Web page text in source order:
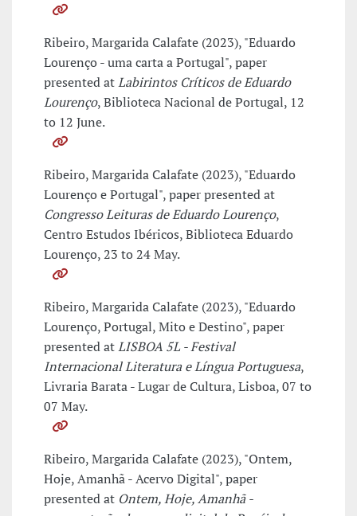
Ribeiro, Margarida Calafate (2023), "Eduardo
Lourenço - uma carta a Portugal", paper
presented atLabirintos Críticos de Eduardo
Lourenço, Biblioteca Nacional de Portugal, 12
to 12 June.
Ribeiro, Margarida Calafate (2023), "Eduardo
Lourenço e Portugal", paper presented at
Congresso Leituras de Eduardo Lourenço,
Centro Estudos Ibéricos, Biblioteca Eduardo
Lourenço, 23 to 24 May.
Ribeiro, Margarida Calafate (2023), "Eduardo
Lourenço, Portugal, Mito e Destino", paper
presented atLISBOA 5L - Festival
Internacional Literatura e Língua Portuguesa,
Livraria Barata - Lugar de Cultura, Lisboa, 07 to
07 May.
Ribeiro, Margarida Calafate (2023), "Ontem,
Hoje, Amanhã - Acervo Digital", paper
presented at Ontem, Hoje, Amanhã -